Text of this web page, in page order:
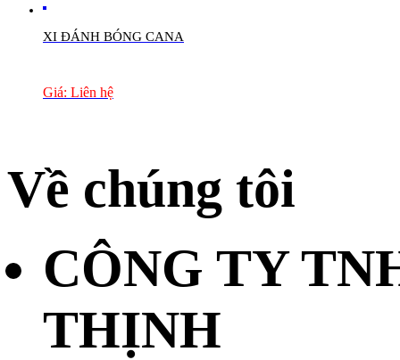
XI ĐÁNH BÓNG CANA
Giá: Liên hệ
Về chúng tôi
CÔNG TY
THỊNH